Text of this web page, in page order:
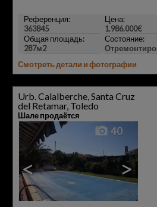
Референция:
363845
Цена:
1.986.000€
Общая площадь:
287м2
Состояние:
Смотреть детали и фотографии
Urb. Calalberche, Santa Cruz
del Retamar, Toledo
Шале продаётся
< >
40